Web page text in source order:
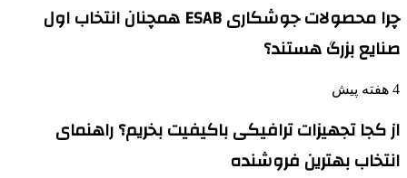
چرا محصولات جوشکاری ESAB همچنان انتخاب اول
صنایع بزرگ هستند؟
4 هفته پیش
از کجا تجهیزات ترافیکی باکیفیت بخریم؟ راهنمای
انتخاب بهترین فروشنده